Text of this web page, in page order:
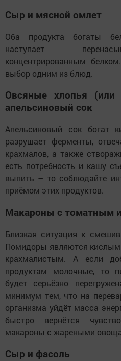
Сыр и мясной омлет
Оба продукта богаты
наступает
концентрированным
выбор одним из блюд.
Овсяные хлопья
апельсиновый сок
Апельсиновый сок богат
разрушает ферменты,
крахмалов, а также
есть потребность и кашу
выпить – то соблюдайте
приёмом этих продуктов.
Макароны с томатным
Близкая ситуация к
Помидоры являются
крахмалистым. А если
продуктам молочные, то
будет серьёзно
минимум тем, что на
организма уйдёт масса
быстро вернётся
макароны с жареными
Сыр и фасоль